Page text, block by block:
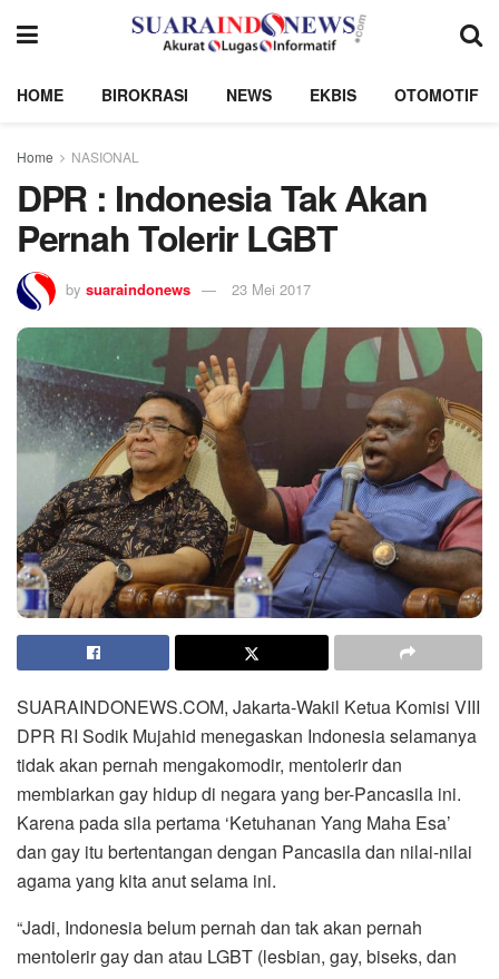
HOME BIROKRASI NEWS EKBIS OTOMOTIF
Home NASIONAL
DPR : Indonesia Tak Akan
Pernah Tolerir LGBT
by suaraindonews 23 Mei 2017
SUARAINDONEWS.COM, Jakarta-Wakil Ketua Komisi VIII
DPR RI Sodik Mujahid menegaskan Indonesia selamanya
tidak akan pernah mengakomodir, mentolerir dan
membiarkan gay hidup di negara yang ber-Pancasila ini.
Karena pada sila pertama ‘Ketuhanan Yang Maha Esa’
dan gay itu bertentangan dengan Pancasila dan nilai-nilai
agama yang kita anut selama ini.
“Jadi, Indonesia belum pernah dan tak akan pernah
mentolerir gay dan atau LGBT (lesbian, gay, biseks, dan